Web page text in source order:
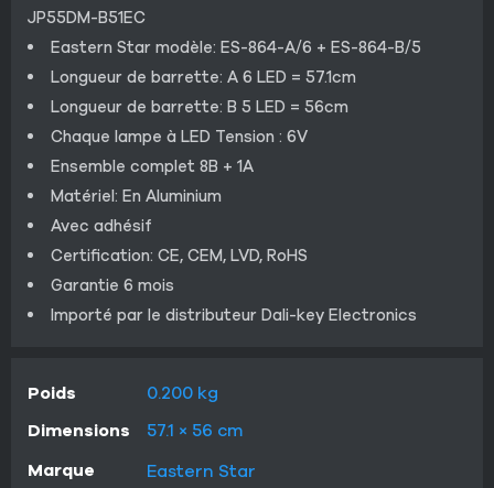
JP55DM-B51EC
Eastern Star modèle: ES-864-A/6 + ES-864-B/5
Longueur de barrette: A 6 LED = 57.1cm
Longueur de barrette: B 5 LED = 56cm
Chaque lampe à LED Tension : 6V
Ensemble complet 8B + 1A
Matériel: En Aluminium
Avec adhésif
Certification: CE, CEM, LVD, RoHS
Garantie 6 mois
Importé par le distributeur Dali-key Electronics
Poids
0.200 kg
Dimensions
57.1 × 56 cm
Marque
Eastern Star